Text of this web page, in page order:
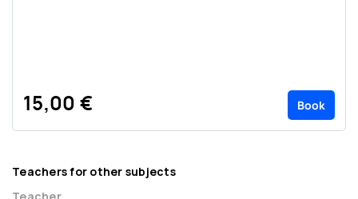
15,00 € Book
Teachers for other subjects
Teacher